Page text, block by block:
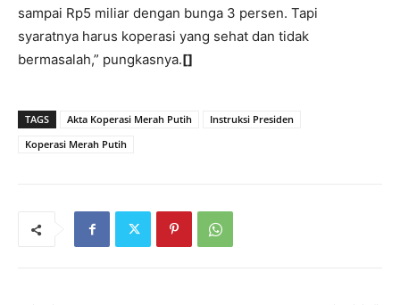
sampai Rp5 miliar dengan bunga 3 persen. Tapi
syaratnya harus koperasi yang sehat dan tidak
bermasalah,” pungkasnya.[]
TAGS Akta Koperasi Merah Putih
Instruksi Presiden
Koperasi Merah Putih